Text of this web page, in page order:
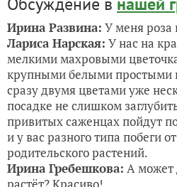
Ирина Развина: У меня роза
Лариса Нарская: У нас на
мелкими махровыми
крупными белыми простыми
сразу двумя цветами уже
посадке не слишком
привитых саженцах пойдут
и у вас разного типа побеги
родительского растений.
Ирина Гребешкова: А может